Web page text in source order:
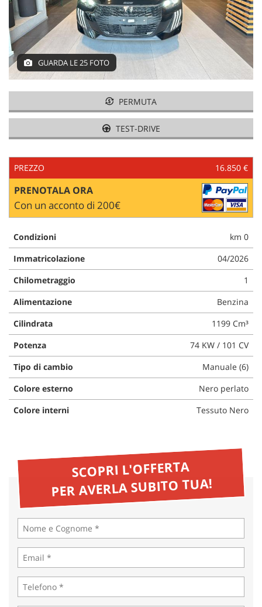
NEWS
AREA COMMERCIANTI
GUARDA LE 25 FOTO
PERMUTA
TEST-DRIVE
PREZZO 16.850 €
PRENOTALA ORA
Con un acconto di 200€
Condizioni
km 0
Immatricolazione
04/2026
Chilometraggio
1
Alimentazione
Benzina
Cilindrata
1199 Cm³
Potenza
74 KW / 101 CV
Tipo di cambio
Manuale (6)
Colore esterno
Nero perlato
Colore interni
Tessuto Nero
SCOPRI L'OFFERTA
PER AVERLA SUBITO TUA!
tracciamento
che
adottiamo
per
offrire
le
funzionalità
le
attività
descritte.
Per
ottenere
maggiori
informazioni
sull'utilità
sul
funzionamento
di
questi
strumenti
di
tracciamento
si
rimanda
alla
cookie
policy.
Puoi
rivedere
e
modificare
in
qualsiasi
momento.
Cookie necessari